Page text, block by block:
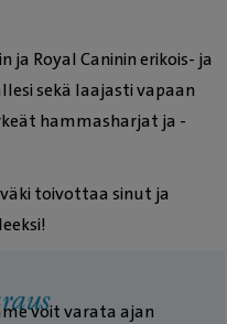
ja Royal Caninin erikois- ja
sekä laajasti vapaan
hammasharjat ja -
toivottaa sinut ja
voit varata ajan